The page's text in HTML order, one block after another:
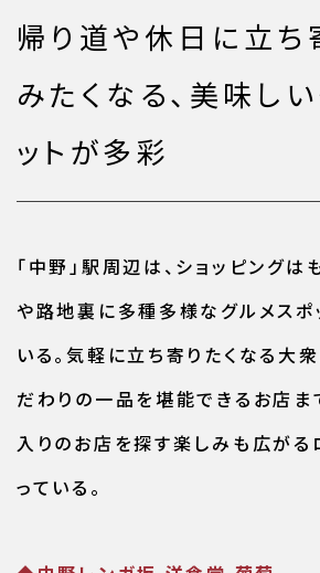
帰り道や休日に立ち
みたくなる、 美味し
ットが多彩
「中野」駅周辺は、ショッピングは
や路地裏に多種多様なグルメスポ
いる。気軽に立ち寄りたくなる大
だわりの一品を堪能できるお店ま
入りのお店を探す楽しみも広がる
っている。